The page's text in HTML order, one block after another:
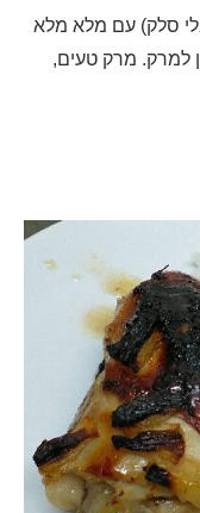
סלק) עם מלא מלא
למרק. מרק טעים,